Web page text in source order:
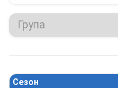
Група
Сезон